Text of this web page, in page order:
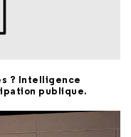
? Intelligence
publique.